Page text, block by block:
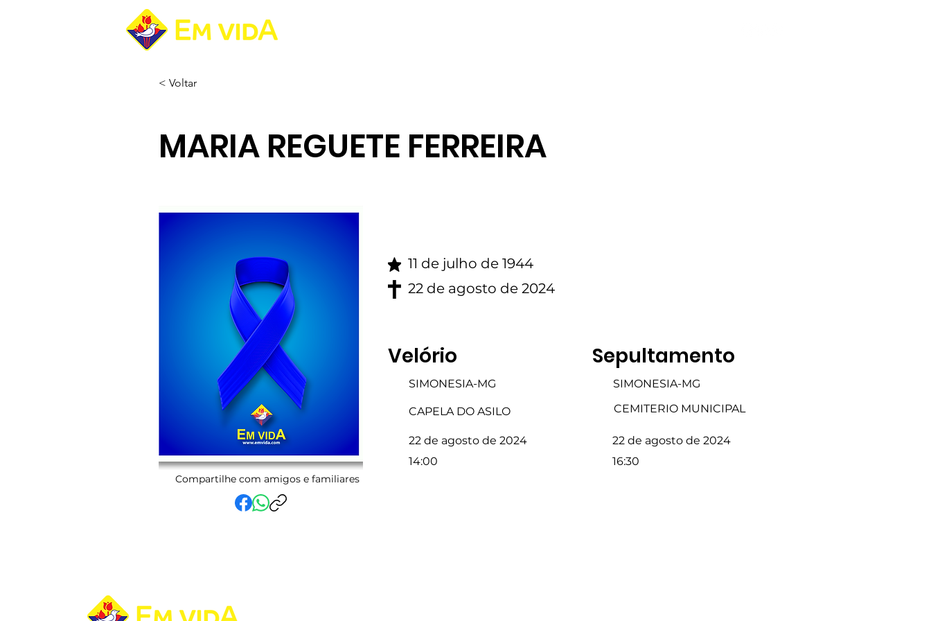
< Voltar
MARIA REGUETE FERREIRA
Compartilhe com amigos e familiares
11 de julho de 1944
22 de agosto de 2024
Velório
SIMONESIA-MG
CAPELA DO ASILO
22 de agosto de 2024
14:00
Sepultamento
SIMONESIA-MG
CEMITERIO MUNICIPAL
22 de agosto de 2024
16:30